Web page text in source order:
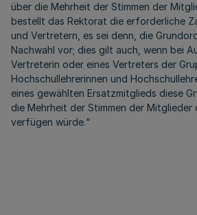
über die Mehrheit der Stimmen der
bestellt das Rektorat die erforderliche
und Vertretern, es sei denn, die
Nachwahl vor; dies gilt auch, wenn bei
Vertreterin oder eines Vertreters der
Hochschullehrerinnen und
eines gewählten Ersatzmitglieds diese
die Mehrheit der Stimmen der Mitglieder
verfügen würde.“